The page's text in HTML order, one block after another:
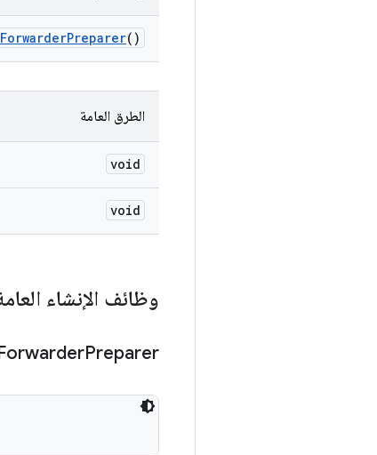
ForwarderPreparer()
الطرق العامة
void
void
وظائف الإنشاء
Preparer